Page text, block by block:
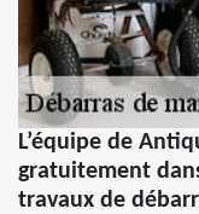
L’équipe de
gratuitement
travaux de